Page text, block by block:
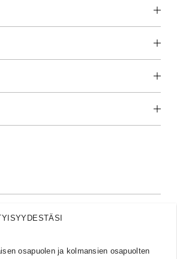
Cookie Settings
osapuolen ja kolmansien osapuolten